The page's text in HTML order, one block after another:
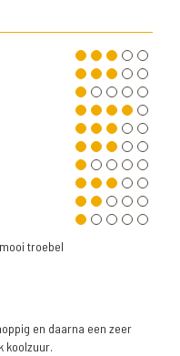
troebel
en daarna een zeer
koolzuur.